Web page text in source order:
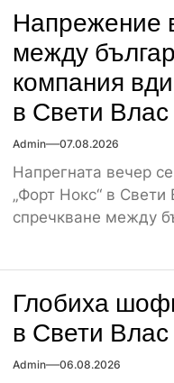
Напрежение
между
компания
в Свети Влас
Admin 07.08.2026
Напрегната вечер
„Форт Нокс“ в Свети
спречкване между
Глобиха
в Свети Влас
Admin 06.08.2026